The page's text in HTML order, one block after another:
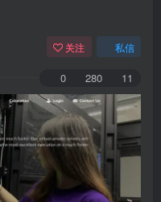
关注 私信
0 280 11